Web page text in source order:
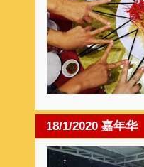
23) 9月16日（星期三）
24) 9月25日（星期五）
25) 10月10日（星期六
26) 10月12日至16日4
27) 10月29日（星期四
期。
28) 10月30日（星期五
29) 11月2日（星期一）
30) 11月9日（星期一
31) 11月13日（星期五
18/1/2020 嘉年华